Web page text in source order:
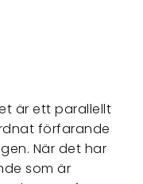
är ett parallellt
förfarande
När det har
som är